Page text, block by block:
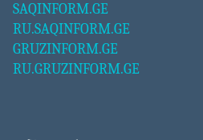
SAQINFORM.GE
RU.SAQINFORM.GE
GRUZINFORM.GE
RU.GRUZINFORM.GE